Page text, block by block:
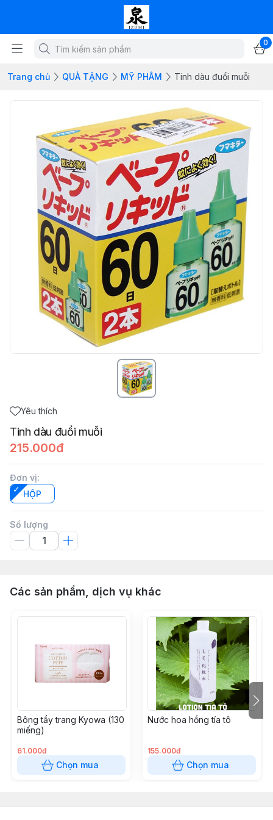
0
Trang chủ QUÀ TẶNG MỸ PHÂM Tinh dàu đuổi muỗi
Yêu thích
Tinh dàu đuổi muỗi
215.000đ
Đơn vị:
HỘP
Số lượng
Các sản phẩm, dịch vụ khác
Bông tẩy trang Kyowa (130
miếng)
61.000đ
Chọn mua
Nước hoa hồng tía tô
155.000đ
Chọn mua